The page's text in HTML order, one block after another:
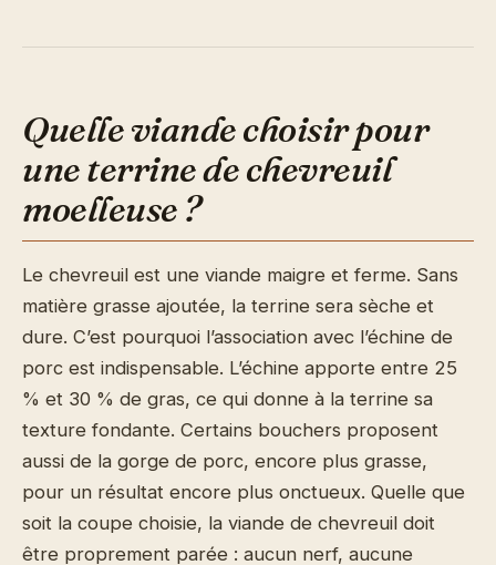
Quelle viande choisir pour
une terrine de chevreuil
moelleuse ?
Le chevreuil est une viande maigre et ferme. Sans
matière grasse ajoutée, la terrine sera sèche et
dure. C’est pourquoi l’association avec l’échine de
porc est indispensable. L’échine apporte entre 25
% et 30 % de gras, ce qui donne à la terrine sa
texture fondante. Certains bouchers proposent
aussi de la gorge de porc, encore plus grasse,
pour un résultat encore plus onctueux. Quelle que
soit la coupe choisie, la viande de chevreuil doit
être proprement parée : aucun nerf, aucune